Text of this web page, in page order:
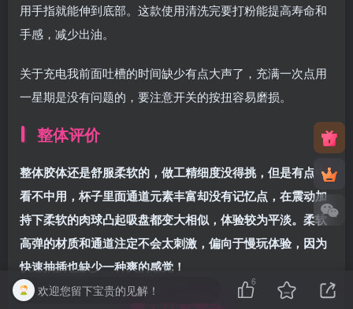
用手指就能伸到底部。这款使用清洗完要打粉能提高寿命和
手感，减少出油。
关于充电我前面吐槽的时间缺少有点大声了，充满一次点用
一星期是没有问题的，要注意开关的按扭容易磨损。
整体评价
整体胶体还是舒服柔软的，做工精细度没得挑，但是有点中
看不中用，杯子里面通道元素丰富却没有记忆点，在震动加
持下柔软的肉球凸起吸盘都变大相似，体验较为平淡。柔软
高弹的材质和通道注定不会太刺激，偏向于慢玩体验，因为
快速抽插也缺少一种爽的感觉！
欢迎您留下宝贵的见解！
6